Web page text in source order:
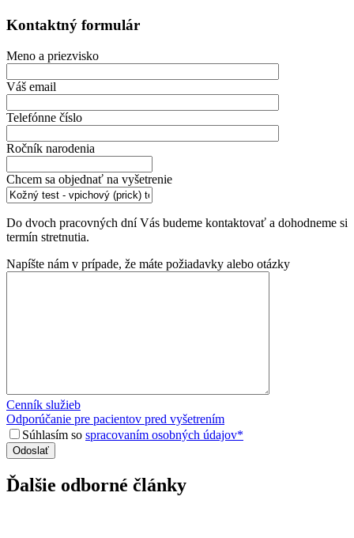
Kontaktný formulár
Meno a priezvisko
Váš email
Telefónne číslo
Ročník narodenia
Chcem sa objednať na vyšetrenie
Do dvoch pracovných dní Vás budeme kontaktovať a dohodneme si
termín stretnutia.
Napíšte nám v prípade, že máte požiadavky alebo otázky
Cenník služieb
Odporúčanie pre pacientov pred vyšetrením
Súhlasím so spracovaním osobných údajov*
Ďalšie odborné články